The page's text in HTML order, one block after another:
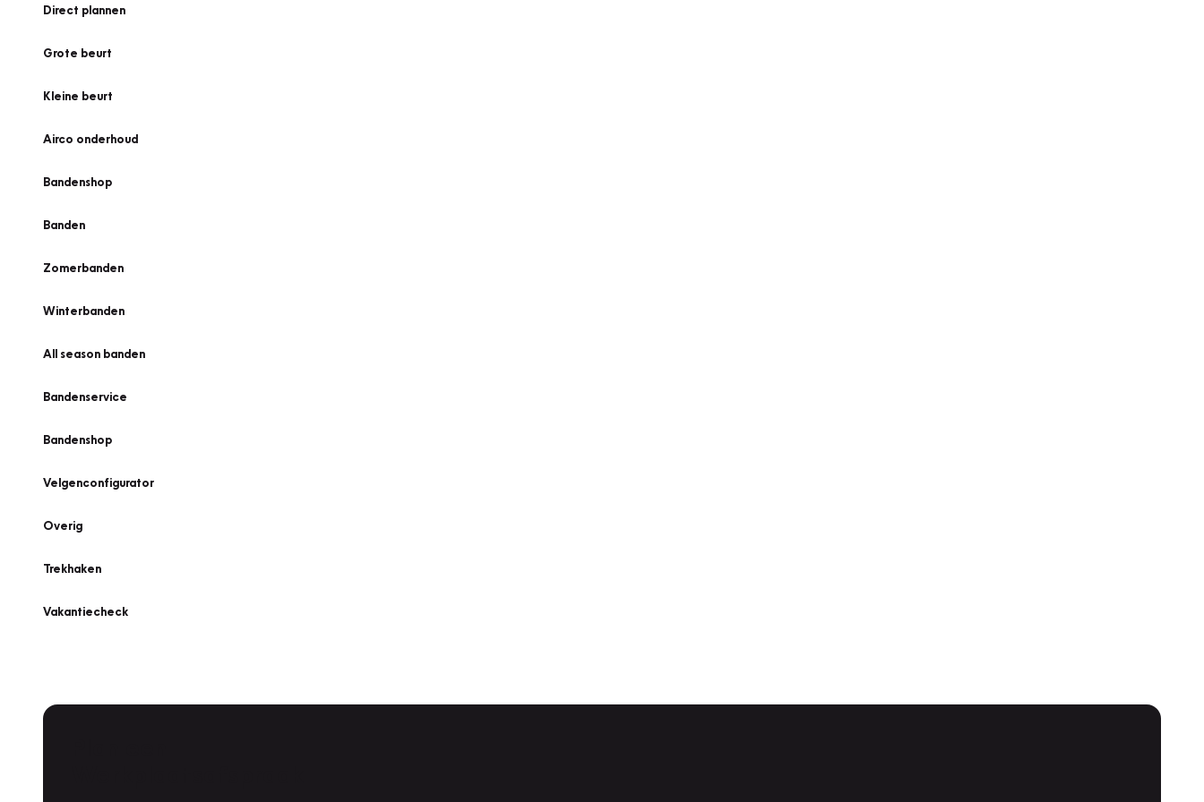
Direct plannen
Grote beurt
Kleine beurt
Airco onderhoud
Bandenshop
Banden
Zomerbanden
Winterbanden
All season banden
Bandenservice
Bandenshop
Velgenconfigurator
Overig
Trekhaken
Vakantiecheck